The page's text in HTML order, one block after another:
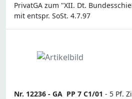
PrivatGA zum "XII. Dt.
mit entspr. SoSt. 4.7.97
Nr. 12236 - GA PP 7 C1/01 - 5 Pf.